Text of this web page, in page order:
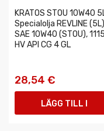
KRATOS STOU 10W40
Specialolja REVLINE (5L)
SAE 10W40 (STOU),
HV API CG 4 GL
28,54 €
LÄGG TILL I